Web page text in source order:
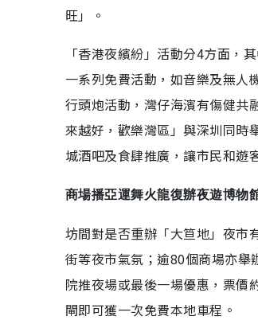
旺」。
「香港夜繽紛」活動分4方面，
一系列免費活動，如音樂及無人
行頭炮活動，灣仔海濱有傷健共
來越好，歡樂灣區」與深圳同時
城酒吧及食肆推廣，讓市民和遊
商場播亞運舞火龍復辦夜遊博物
坊間對是否重辦「大笪地」夜市
街等夜市氣氛；逾80個商場亦
院推夜場或最後一場優惠，票價
閘即可獲一次免費本地車程。